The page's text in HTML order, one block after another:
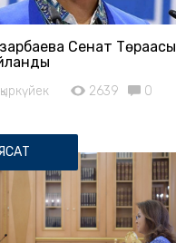
Сенат Төрағасы
2639 0